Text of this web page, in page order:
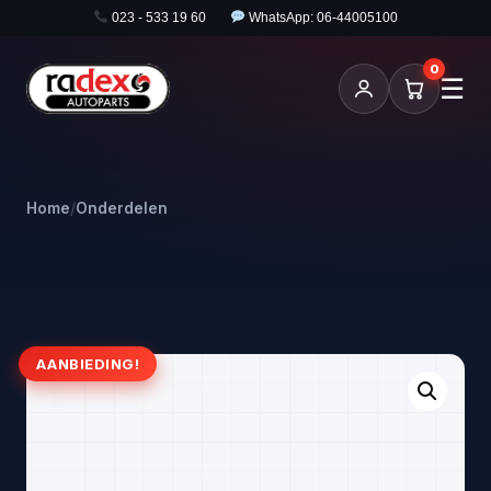
023 - 533 19 60 WhatsApp: 06-44005100
0
☰
Home/Onderdelen
AANBIEDING!